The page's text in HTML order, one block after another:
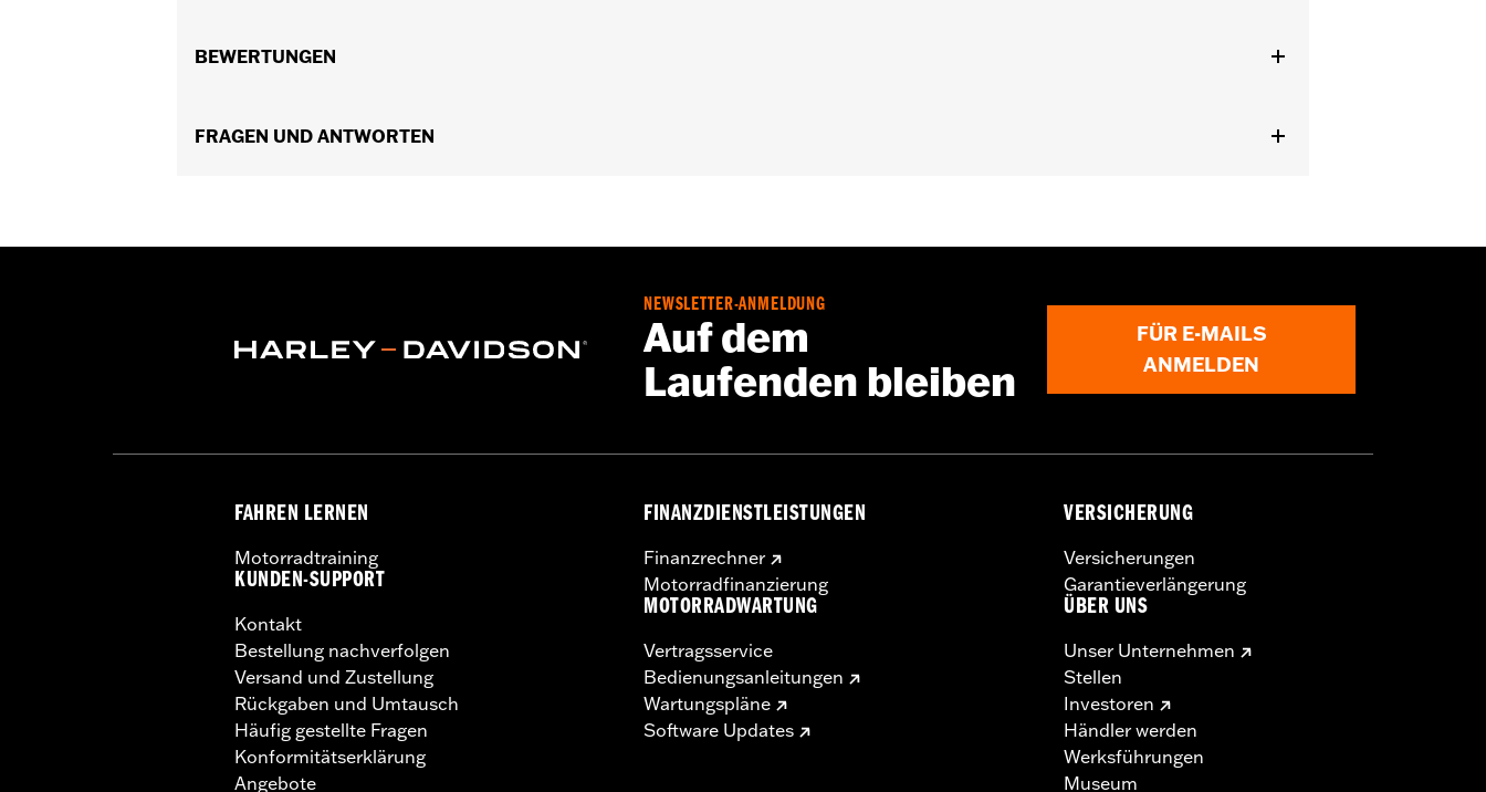
In Einheiten erhältlich:
überlasten. Wenn das elektrische Zubehör, das gleichzeitig in Betrieb ist, zusammen mehr Strom verbraucht, als das
BEWERTUNGEN
FRAGEN UND ANTWORTEN
NEWSLETTER-ANMELDUNG
Auf dem
Laufenden bleiben
FÜR E-MAILS
ANMELDEN
FAHREN LERNEN
Motorradtraining
KUNDEN-SUPPORT
Kontakt
Bestellung nachverfolgen
Versand und Zustellung
Rückgaben und Umtausch
Häufig gestellte Fragen
Konformitätserklärung
Angebote
FINANZDIENSTLEISTUNGEN
Finanzrechner
Motorradfinanzierung
MOTORRADWARTUNG
Vertragsservice
Bedienungsanleitungen
Wartungspläne
Software Updates
VERSICHERUNG
Versicherungen
Garantieverlängerung
ÜBER UNS
Unser Unternehmen
Stellen
Investoren
Händler werden
Werksführungen
Museum